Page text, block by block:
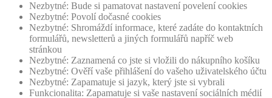
Nezbytné: Bude si pamatovat nastavení povelení cookies
Nezbytné: Povolí dočasné cookies
Nezbytné: Shromáždí informace, které zadáte do kontaktních
formulářů, newsletterů a jiných formulářů napříč web
stránkou
Nezbytné: Zaznamená co jste si vložili do nákupního košíku
Nezbytné: Ověří vaše přihlášení do vašeho uživatelského účtu
Nezbytné: Zapamatuje si jazyk, který jste si vybrali
Funkcionalita: Zapamatuje si vaše nastavení sociálních médií